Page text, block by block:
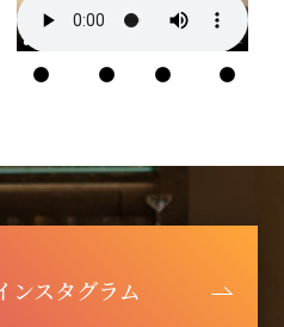
5 6 7 8
ンスタグラム